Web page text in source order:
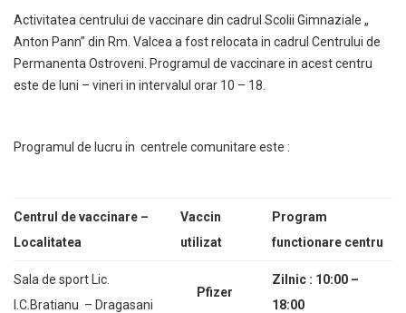
Activitatea centrului de vaccinare din cadrul Scolii Gimnaziale „
Anton Pann” din Rm. Valcea a fost relocata in cadrul Centrului de
Permanenta Ostroveni. Programul de vaccinare in acest centru
este de luni – vineri in intervalul orar 10 – 18.
Programul de lucru in centrele comunitare este :
Centrul de vaccinare –
Localitatea
Vaccin
utilizat
Program
functionare centru
Sala de sport Lic.
I.C.Bratianu – Dragasani
Pfizer
Zilnic : 10:00 –
18:00